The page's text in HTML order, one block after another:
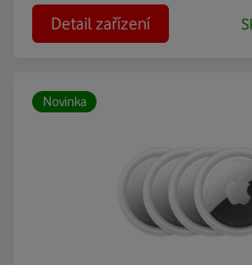
Detail zařízení
Novinka